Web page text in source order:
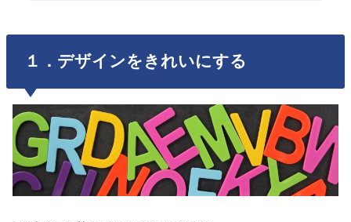
１．デザインをきれいにする